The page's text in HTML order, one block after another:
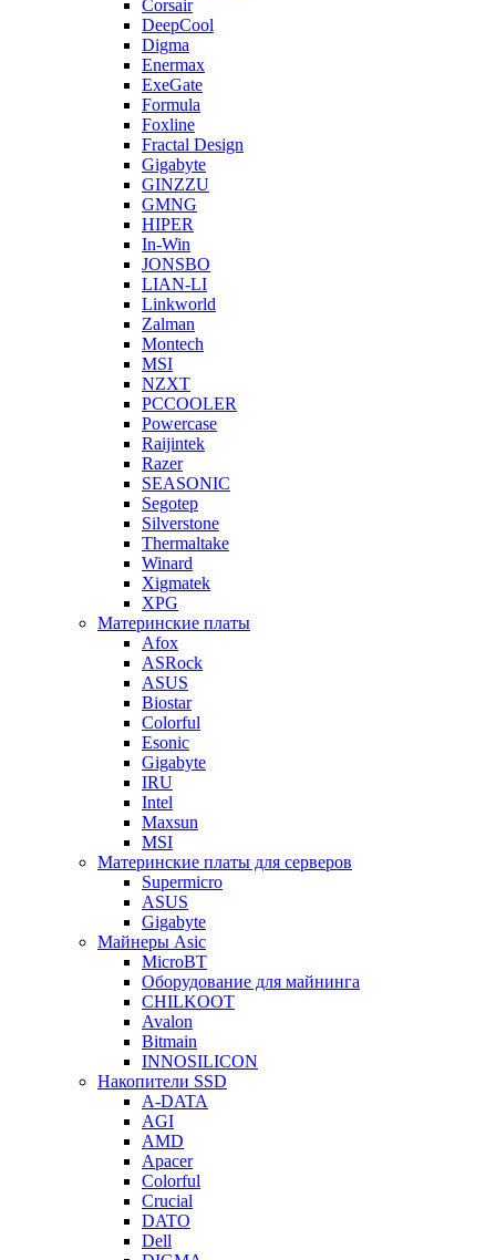
Corsair
DeepCool
Digma
Enermax
ExeGate
Formula
Foxline
Fractal Design
Gigabyte
GINZZU
GMNG
HIPER
In-Win
JONSBO
LIAN-LI
Linkworld
Zalman
Montech
MSI
NZXT
PCCOOLER
Powercase
Raijintek
Razer
SEASONIC
Segotep
Silverstone
Thermaltake
Winard
Xigmatek
XPG
Материнские платы
Afox
ASRock
ASUS
Biostar
Colorful
Esonic
Gigabyte
IRU
Intel
Maxsun
MSI
Материнские платы для серверов
Supermicro
ASUS
Gigabyte
Майнеры Asic
MicroBT
Оборудование для майнинга
CHILKOOT
Avalon
Bitmain
INNOSILICON
Накопители SSD
A-DATA
AGI
AMD
Apacer
Colorful
Crucial
DATO
Dell